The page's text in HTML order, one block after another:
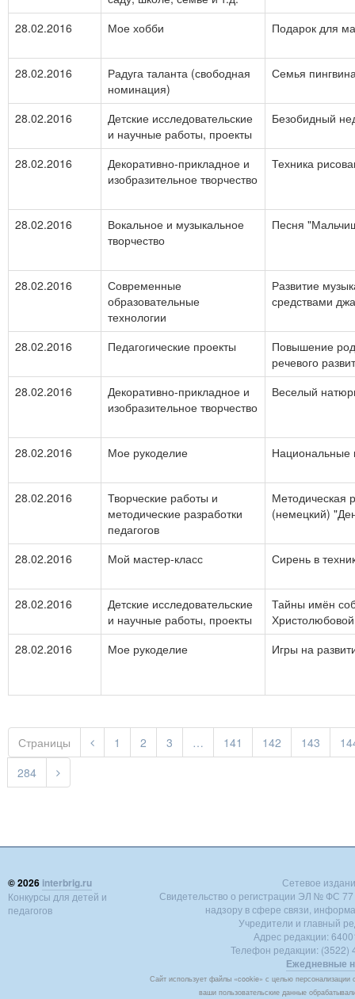
28.02.2016
Мое хобби Подарок для
28.02.2016
Радуга таланта (свободная
номинация)
Семья
28.02.2016
Детские исследовательские
и научные работы, проекты
Безобидный
28.02.2016
Декоративно-прикладное и
изобразительное творчество
Техника
28.02.2016
Вокальное и музыкальное
творчество
Песня
28.02.2016
Современные
образовательные
технологии
Развитие
средствами
28.02.2016 Педагогические проекты
Повышение
речевого
28.02.2016
Декоративно-прикладное и
изобразительное творчество
Веселый
28.02.2016 Мое рукоделие Национальные
28.02.2016
Творческие работы и
методические разработки
педагогов
Методическая
(немецкий)
28.02.2016 Мой мастер-класс Сирень в
28.02.2016
Детские исследовательские
и научные работы, проекты
Тайны имён
28.02.2016
Мое рукоделие Игры на
Страницы 1 2 3 … 141 142 143
284
© 2026 interbrig.ru
Конкурсы для детей и
педагогов
Сетевое
Свидетельство о регистрации ЭЛ № ФС
надзору в сфере связи,
Учредители и главный
Адрес редакции:
Телефон редакции: (3522)
Ежедневные
Сайт использует файлы «cookie» с целью
ваши пользовательские данные